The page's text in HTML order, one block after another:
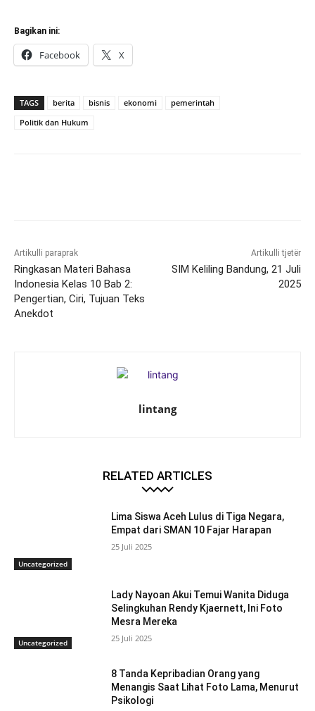
Bagikan ini:
Facebook X
TAGS berita bisnis ekonomi
pemerintah
Politik dan Hukum
Artikulli paraprak
Ringkasan Materi Bahasa
Indonesia Kelas 10 Bab 2:
Pengertian, Ciri, Tujuan Teks
Anekdot
Artikulli tjetër
SIM Keliling Bandung, 21 Juli
2025
lintang
RELATED ARTICLES
Uncategorized
Lima Siswa Aceh Lulus di Tiga Negara,
Empat dari SMAN 10 Fajar Harapan
25 Juli 2025
Uncategorized
Lady Nayoan Akui Temui Wanita Diduga
Selingkuhan Rendy Kjaernett, Ini Foto
Mesra Mereka
25 Juli 2025
8 Tanda Kepribadian Orang yang
Menangis Saat Lihat Foto Lama, Menurut
Psikologi